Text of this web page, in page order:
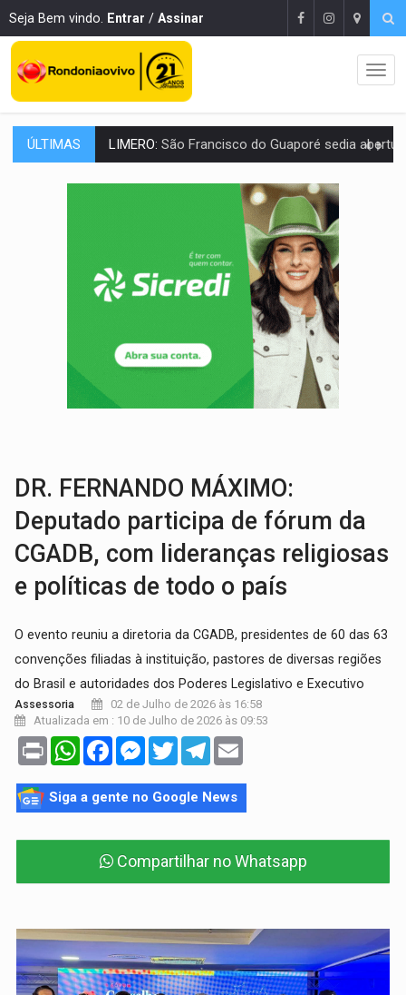
Seja Bem vindo. Entrar / Assinar
ÚLTIMAS ENERGISA:Rondônia supera 5,4 mil estudantes inscritos
LUTO NA CULTURA:Boi Bumbá emite nota após morte de Carlos Caputo em
FRANCISCO DA SILVA FILHO
Mototaxista e passageira sofrem grave acidente após
:Recebeu intimação no celular? Saiba o que fazer para evitar
Polícia Civil tenta prender acusado de matar
FISCALIZAÇÃO:Ações contra furto de energia identificam irregularidades
IDENTIFICADO: Trabalhador morre no hospital após ser prensado por
São Francisco do Guaporé sedia abertura do Campeonato
DR. FERNANDO MÁXIMO:
Deputado participa de fórum da
CGADB, com lideranças religiosas
e políticas de todo o país
O evento reuniu a diretoria da CGADB, presidentes de 60 das 63
convenções filiadas à instituição, pastores de diversas regiões
do Brasil e autoridades dos Poderes Legislativo e Executivo
Assessoria
02 de Julho de 2026 às 16:58
Atualizada em : 10 de Julho de 2026 às 09:53
Print WhatsAppFacebookMessenger
TwitterTelegram
Siga a gente no Google News
Compartilhar no Whatsapp